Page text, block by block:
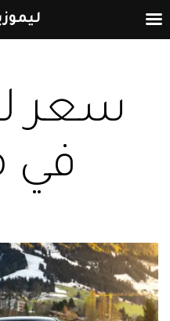
سعر
في